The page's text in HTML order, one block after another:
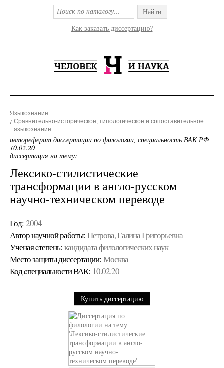
Найти
Как заказать диссертацию?
Языкознание
Сравнительно-историческое, типологическое и сопоставительное
языкознание
автореферат диссертации по филологии, специальность ВАК РФ
10.02.20
диссертация на тему:
Лексико-стилистические
трансформации в англо-русском
научно-техническом переводе
Год: 2004
Автор научной работы: Петрова, Галина Григорьевна
Ученая cтепень: кандидата филологических наук
Место защиты диссертации: Москва
Код cпециальности ВАК: 10.02.20
Купить диссертацию